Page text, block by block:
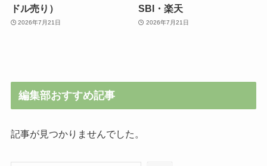
ドル売り）
2026年7月21日
SBI・楽天
2026年7月21日
編集部おすすめ記事
記事が見つかりませんでした。